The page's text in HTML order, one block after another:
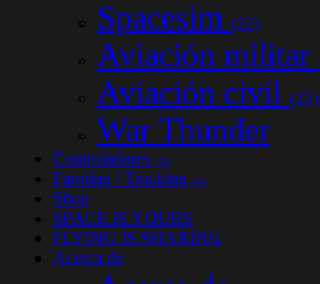
Spacesim (22)
Aviación militar
Aviación civil (25)
War Thunder
Controladores (33)
Farming / Trucking (14)
Shop
SPACE IS YOURS
FLYING IS SHARING
Acerca de